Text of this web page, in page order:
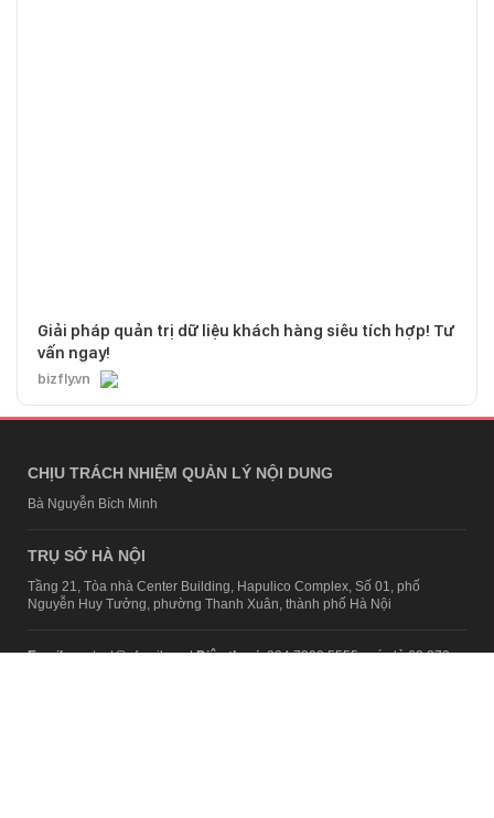
Giải pháp quản trị dữ liệu khách hàng siêu tích hợp! Tư
vấn ngay!
bizfly.vn
CHỊU TRÁCH NHIỆM QUẢN LÝ NỘI DUNG
Bà Nguyễn Bích Minh
TRỤ SỞ HÀ NỘI
Tầng 21, Tòa nhà Center Building, Hapulico Complex, Số 01, phố
Nguyễn Huy Tưởng, phường Thanh Xuân, thành phố Hà Nội
Email:contact@afamily.vn |Điện thoại:024 7309 5555, máy lẻ 62.370